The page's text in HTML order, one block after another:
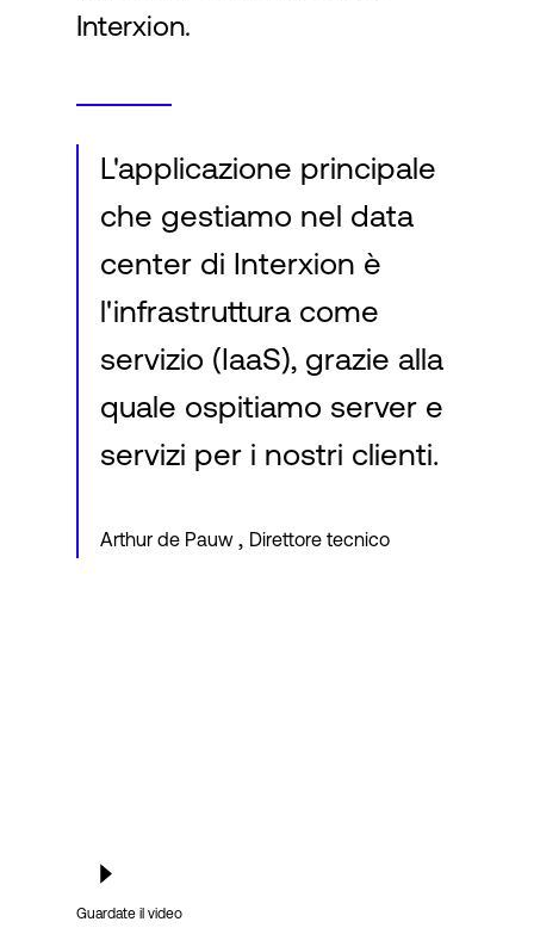
Interxion.
L'applicazione principale
che gestiamo nel data
center di Interxion è
l'infrastruttura come
servizio (IaaS), grazie alla
quale ospitiamo server e
servizi per i nostri clienti.
Arthur de Pauw , Direttore tecnico
Guardate il video